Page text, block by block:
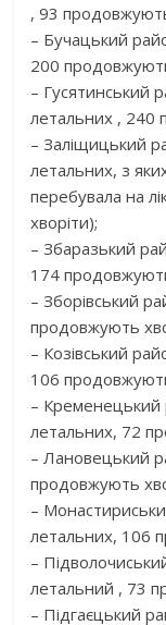
, 93
– Бучацький
200
– Гусятинський
летальних , 240
– Заліщицький
летальних, з
перебувала на
хворіти);
– Збаразький
174
– Зборівський
продовжують
– Козівський
106
–
летальних, 72
– Лановецький
продовжують
–
летальних, 106
–
летальний , 73
– Підгаєцький